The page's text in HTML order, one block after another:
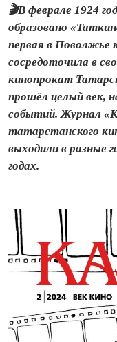
🎬В феврале 1924
образовано
первая в Поволжье
сосредоточила в
кинопрокат
прошёл целый век,
событий. Журнал
татарстанского
выходили в разные
годах.